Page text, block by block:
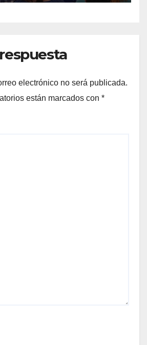
electrónico no será publicada.
están marcados con *